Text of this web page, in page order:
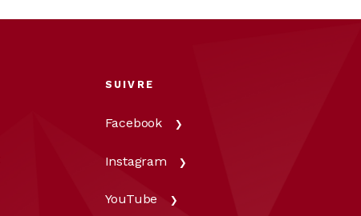
SUIVRE
Facebook
Instagram
YouTube